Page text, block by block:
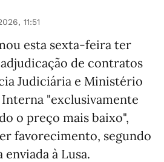
11:51
esta sexta-feira ter
de contratos
Judiciária e Ministério
"exclusivamente
o preço mais baixo",
favorecimento, segundo
à Lusa.